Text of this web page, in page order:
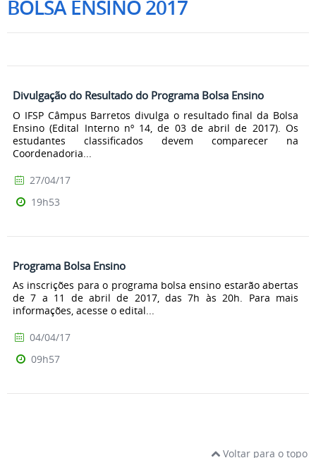
BOLSA ENSINO 2017
Divulgação do Resultado do Programa Bolsa Ensino
O IFSP Câmpus Barretos divulga o resultado final da Bolsa
Ensino (Edital Interno nº 14, de 03 de abril de 2017). Os
estudantes classificados devem comparecer na
Coordenadoria...
27/04/17
19h53
Programa Bolsa Ensino
As inscrições para o programa bolsa ensino estarão abertas
de 7 a 11 de abril de 2017, das 7h às 20h. Para mais
informações, acesse o edital...
04/04/17
09h57
Voltar para o topo